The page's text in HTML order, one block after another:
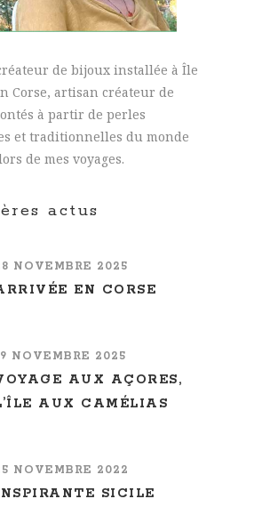
de bijoux installée à Île
Corse, artisan créateur de
à partir de perles
et traditionnelles du monde
de mes voyages.
actus
NOVEMBRE 2025
EN CORSE
NOVEMBRE 2025
AUX AÇORES,
AUX CAMÉLIAS
NOVEMBRE 2022
SICILE